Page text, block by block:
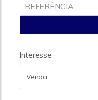
Interesse
Venda